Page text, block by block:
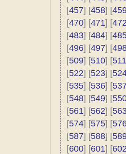
[457] [458] [
[470] [471] [
[483] [484] [
[496] [497] [
[509] [510] [511
[522] [523] [
[535] [536] [
[548] [549] [
[561] [562] [
[574] [575] [
[587] [588] [
[600] [601] [